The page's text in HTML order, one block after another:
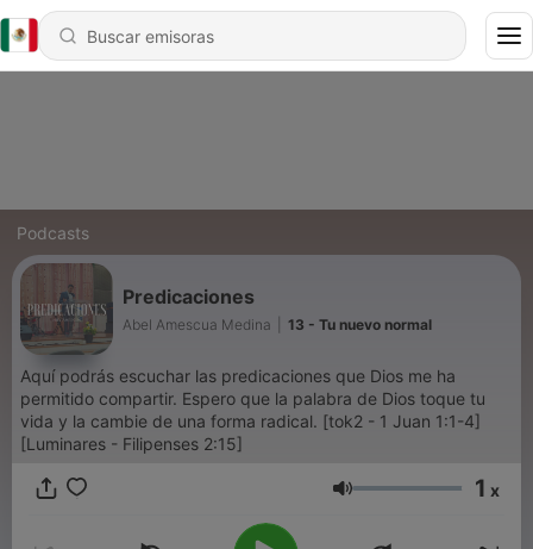
Podcasts
Predicaciones
Abel Amescua Medina 13 - Tu nuevo normal
Aquí podrás escuchar las predicaciones que Dios me ha
permitido compartir. Espero que la palabra de Dios toque tu
vida y la cambie de una forma radical. [tok2 - 1 Juan 1:1-4]
[Luminares - Filipenses 2:15]
Volumen 1 x